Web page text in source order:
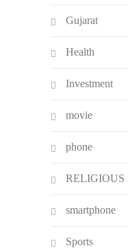
Gujarat
Health
Investment
movie
phone
RELIGIOUS
smartphone
Sports